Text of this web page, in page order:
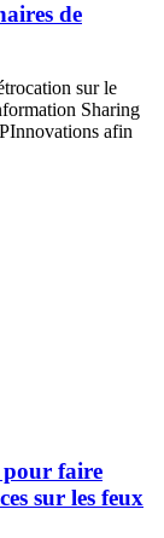
de
sur le
Sharing
afin
pour faire
sur les feux